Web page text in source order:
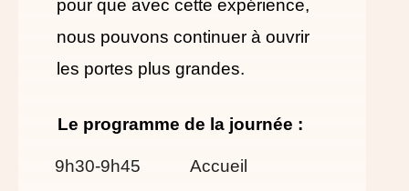
pour que avec cette expérience,
nous pouvons continuer à ouvrir
les portes plus grandes.
Le programme de la journée :
9h30-9h45 Accueil